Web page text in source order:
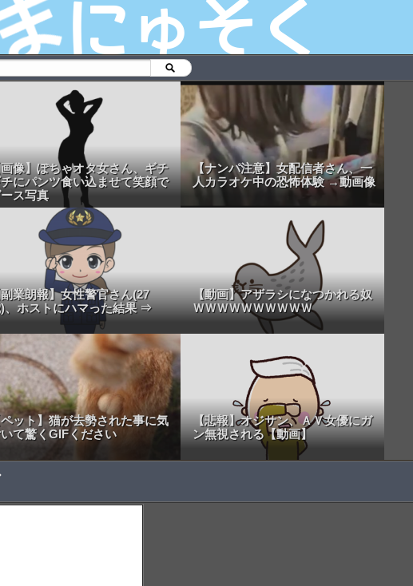
像】ぽちゃオタ女さん、ギチ
にパンツ食い込ませて笑顔で
ス写真
【ナンパ注意】女配信者さん、一
人カラオケ中の恐怖体験 →動画像
業朗報】女性警官さん(27
、ホストにハマった結果 ⇒
【動画】アザラシになつかれる奴
ＷＷＷＷＷＷＷＷＷＷ
ペット】猫が去勢された事に気
て驚くGIFください
【悲報】オジサン、ＡＶ女優にガ
ン無視される【動画】